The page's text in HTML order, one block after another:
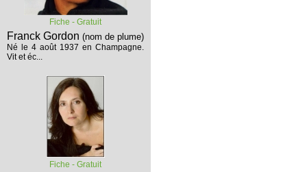
Fiche - Gratuit
Franck Gordon (nom de plume)
Né le 4 août 1937 en Champagne.
Vit et éc...
Fiche - Gratuit